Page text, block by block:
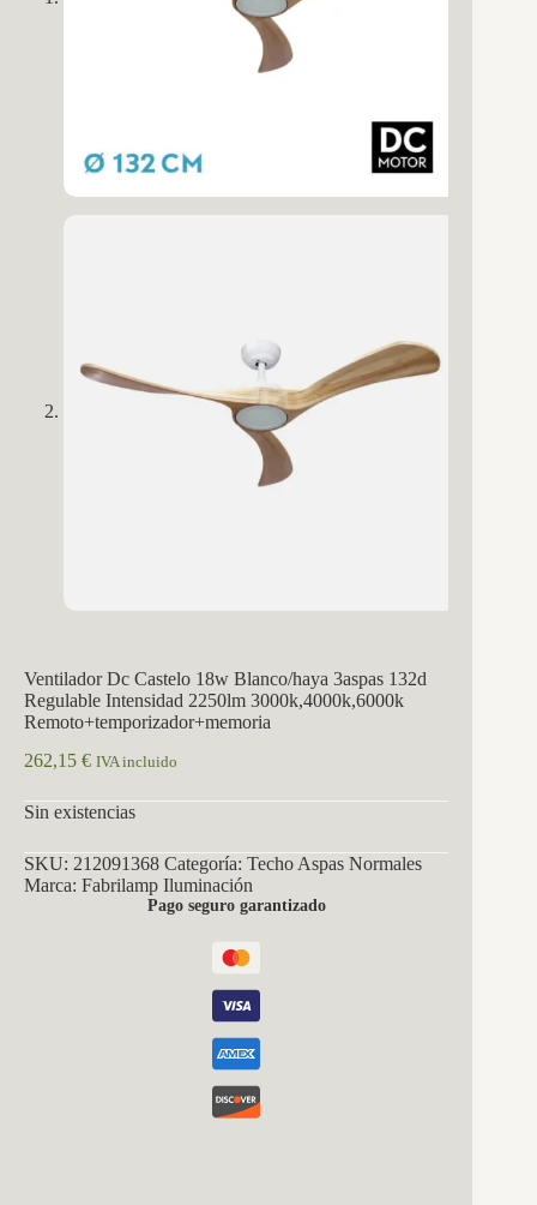
Ventilador Dc Castelo 18w Blanco/haya 3aspas 132d
Regulable Intensidad 2250lm 3000k,4000k,6000k
Remoto+temporizador+memoria
262,15 € IVA incluido
Sin existencias
SKU: 212091368 Categoría: Techo Aspas Normales
Marca: Fabrilamp Iluminación
Pago seguro garantizado